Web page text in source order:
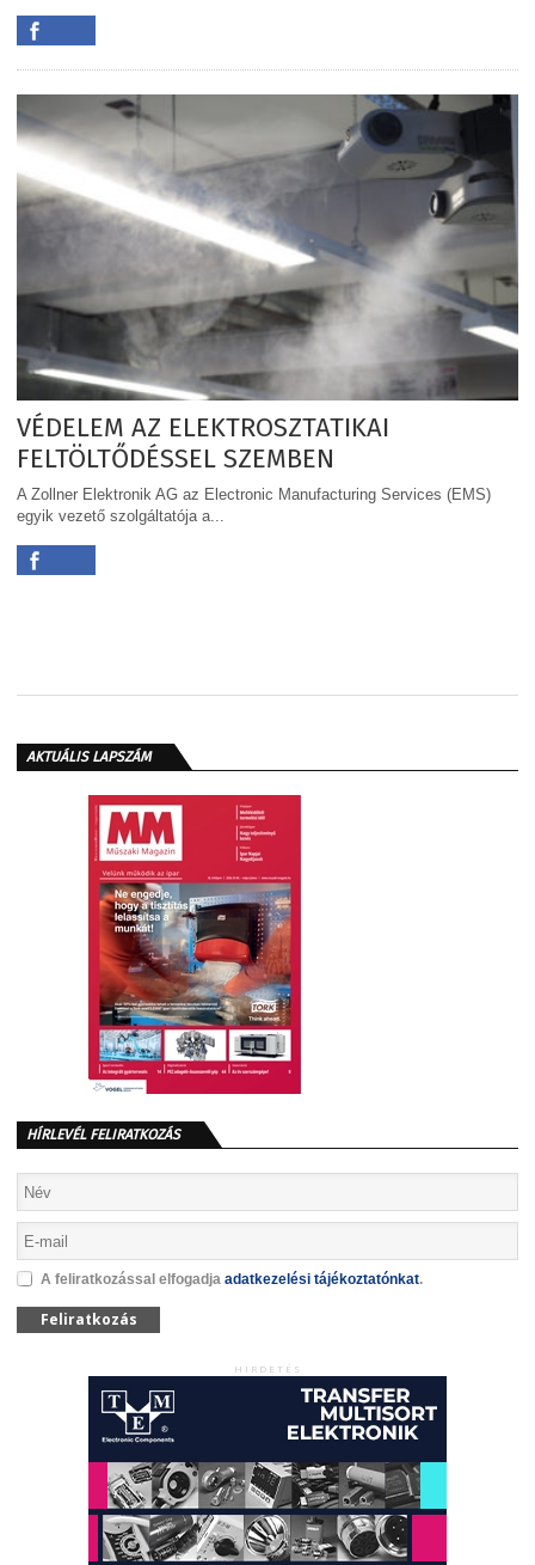
VÉDELEM AZ ELEKTROSZTATIKAI
FELTÖLTŐDÉSSEL SZEMBEN
A Zollner Elektronik AG az Electronic Manufacturing Services (EMS)
egyik vezető szolgáltatója a...
AKTUÁLIS LAPSZÁM
HÍRLEVÉL FELIRATKOZÁS
A feliratkozással elfogadja adatkezelési tájékoztatónkat.
Feliratkozás
HIRDETÉS